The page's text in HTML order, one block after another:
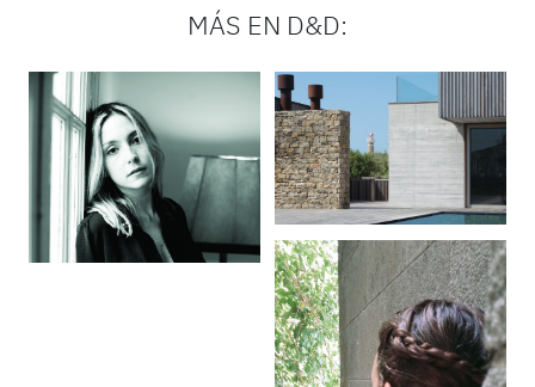
MÁS EN D&D: